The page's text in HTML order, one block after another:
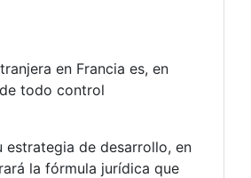
en Francia es, en
todo control
estrategia de desarrollo, en
la fórmula jurídica que